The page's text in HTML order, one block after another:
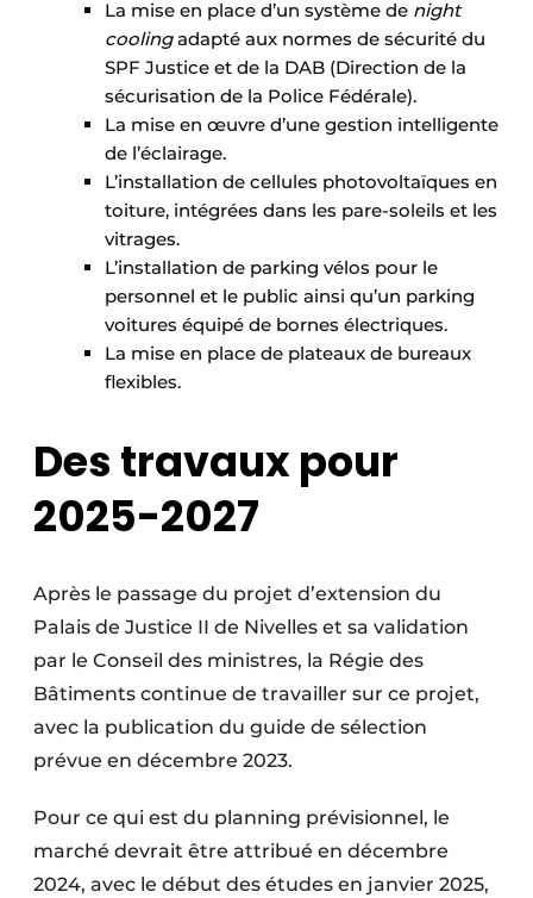
La mise en place d’un système de night
coolingadapté aux normes de sécurité du
SPF Justice et de la DAB (Direction de la
sécurisation de la Police Fédérale).
La mise en œuvre d’une gestion intelligente
de l’éclairage.
L’installation de cellules photovoltaïques en
toiture, intégrées dans les pare-soleils et les
vitrages.
L’installation de parking vélos pour le
personnel et le public ainsi qu’un parking
voitures équipé de bornes électriques.
La mise en place de plateaux de bureaux
flexibles.
Des travaux pour
2025-2027
Après le passage du projet d’extension du
Palais de Justice II de Nivelles et sa validation
par le Conseil des ministres, la Régie des
Bâtiments continue de travailler sur ce projet,
avec la publication du guide de sélection
prévue en décembre 2023.
Pour ce qui est du planning prévisionnel, le
marché devrait être attribué en décembre
2024, avec le début des études en janvier 2025,